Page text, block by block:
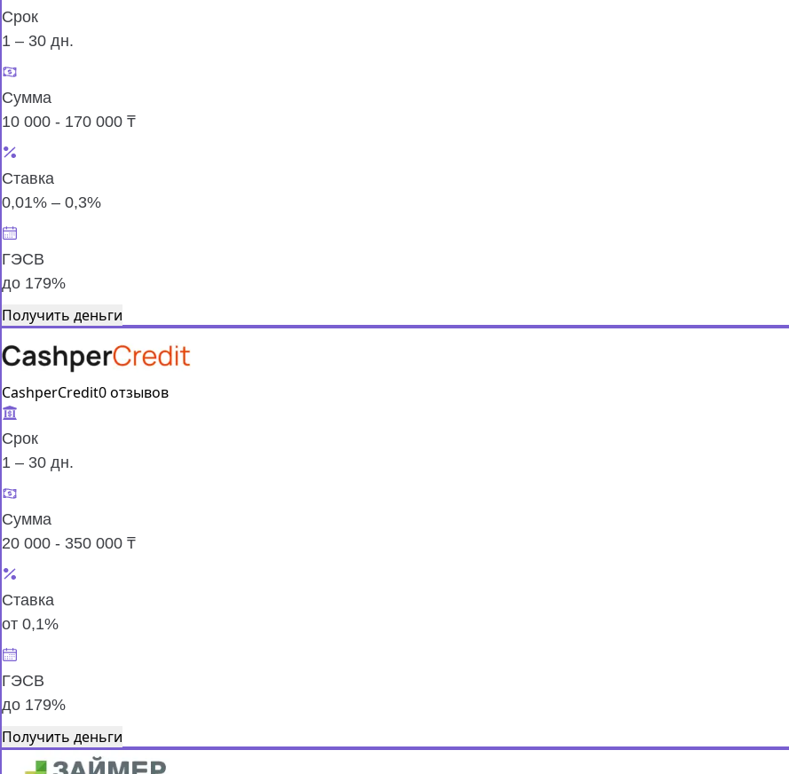
Срок
1 – 30 дн.
Сумма
10 000 - 170 000 ₸
Ставка
0,01% – 0,3%
ГЭСВ
до 179%
Получить деньги
CashperCredit0 отзывов
Срок
1 – 30 дн.
Сумма
20 000 - 350 000 ₸
Ставка
от 0,1%
ГЭСВ
до 179%
Получить деньги